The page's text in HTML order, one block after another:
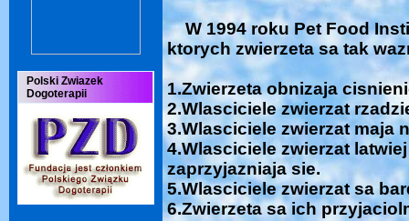
Polski Zwiazek
Dogoterapii
W 1994 roku Pet Food
ktorych zwierzeta sa tak
1.Zwierzeta obnizaja
2.Wlasciciele zwierzat
3.Wlasciciele zwierzat maja
4.Wlasciciele zwierzat
zaprzyjazniaja sie.
5.Wlasciciele zwierzat sa
6.Zwierzeta sa ich